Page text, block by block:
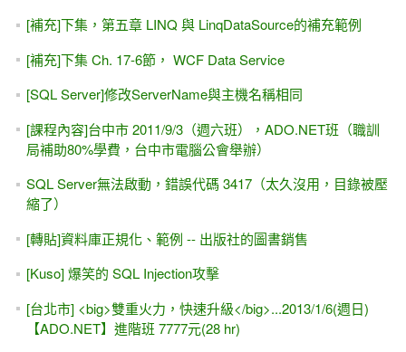
[補充]下集，第五章 LINQ 與 LinqDataSource的補充範例
[補充]下集 Ch. 17-6節， WCF Data Service
[SQL Server]修改ServerName與主機名稱相同
[課程內容]台中市 2011/9/3（週六班），ADO.NET班（職訓
局補助80%學費，台中市電腦公會舉辦）
SQL Server無法啟動，錯誤代碼 3417（太久沒用，目錄被壓
縮了）
[轉貼]資料庫正規化、範例 -- 出版社的圖書銷售
[Kuso] 爆笑的 SQL Injection攻擊
[台北市] <big>雙重火力，快速升級</big>...2013/1/6(週日)
【ADO.NET】進階班 7777元(28 hr)